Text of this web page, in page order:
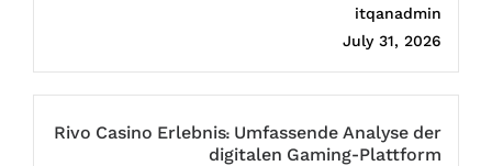
itqanadmin
July 31, 2026
Rivo Casino Erlebnis: Umfassende Analyse der
digitalen Gaming-Plattform